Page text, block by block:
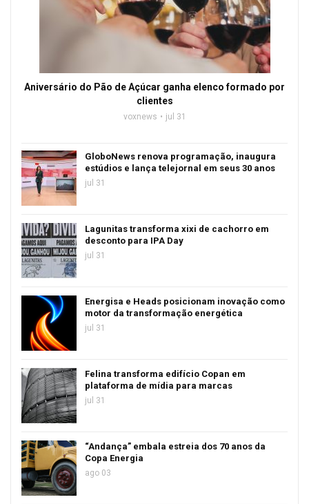
Aniversário do Pão de Açúcar ganha elenco formado por
clientes
voxnews jul 31
GloboNews renova programação, inaugura
estúdios e lança telejornal em seus 30 anos
jul 31
Lagunitas transforma xixi de cachorro em
desconto para IPA Day
jul 31
Energisa e Heads posicionam inovação como
motor da transformação energética
jul 31
Felina transforma edifício Copan em
plataforma de mídia para marcas
jul 31
“Andança” embala estreia dos 70 anos da
Copa Energia
ago 03